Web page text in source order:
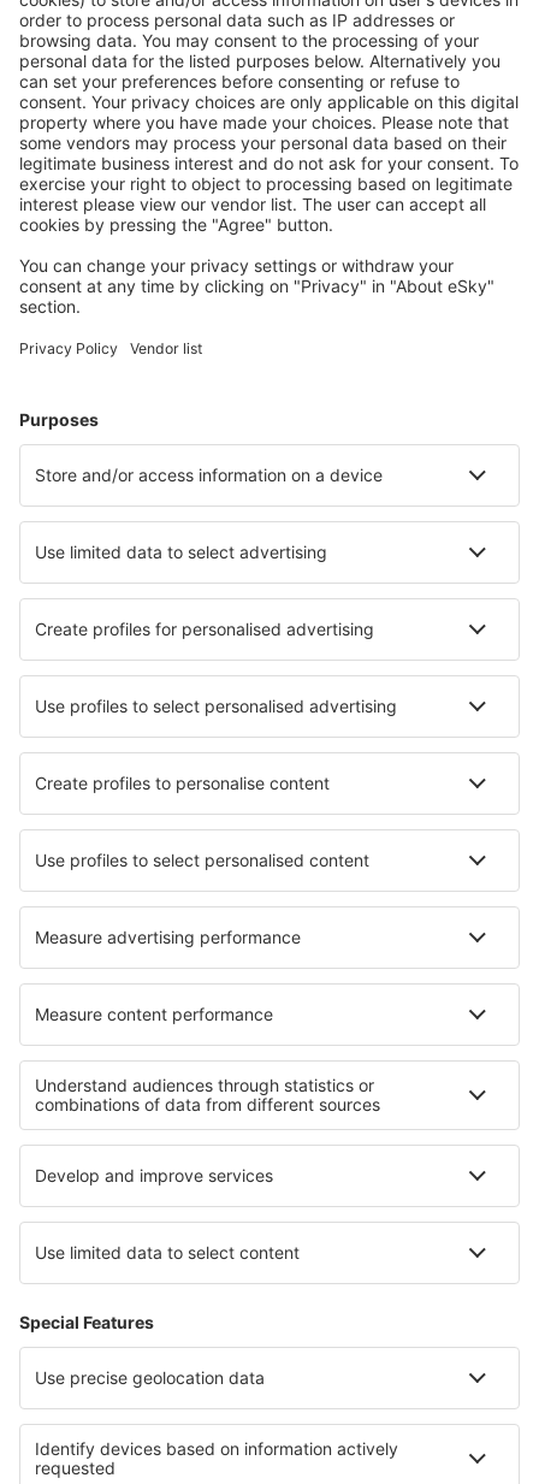
Prenotazione senza pensieri con possibilità di
cancellazione gratuita.
Risparmia di più
Prezzi attraenti e offerte speciali per gli utenti registrati.
L’alloggio che ti piace
Scegli tra oltre 1,3 milioni di strutture: hotel, lodge,
Gli hotel più ricercati dagli utenti eSky
Hotel a Liverpool Hotel a Manchester
Hotel in Wigton Hotel in Croydon
Hotel a Darlington - Teesside Hotel in Luton
I migliori hotel - città
Hotel in Pichl bei Aussee Hotel in Petites Tailles
Hotel Marasi Hotel in Thun Hotel in Oberbaar
Hotel a Innsbruck Hotel in Starý Hrozenkov
I migliori hotel - zone
Hotel nel Regno Unito Hotel sulla Riviera inglese
Hotel in Scotland Hotel nel Pembrokeshire
Hotel a Southport Hotel sulla Costa de Almería
Hotel in Balkan Mountains Hotel in Spagna
Hotel in Eastern Anatolia Hotel a Marsa Alam Region